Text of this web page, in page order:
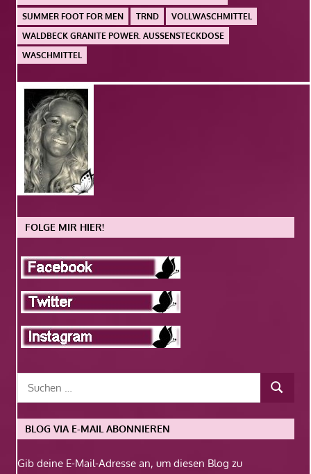
SUMMER FOOT FOR MEN
TRND
VOLLWASCHMITTEL
WALDBECK GRANITE POWER. AUSSENSTECKDOSE
WASCHMITTEL
FOLGE MIR HIER!
BLOG VIA E-MAIL ABONNIEREN
Gib deine E-Mail-Adresse an, um diesen Blog zu